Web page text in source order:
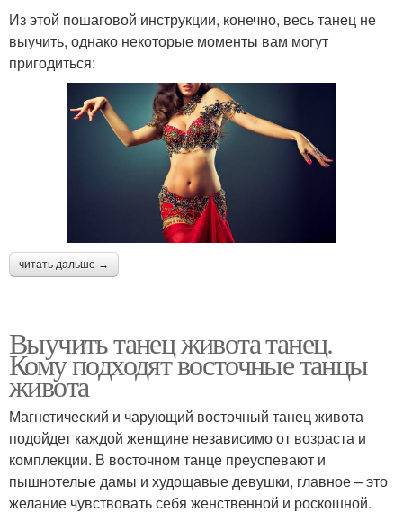
Из этой пошаговой инструкции, конечно, весь танец не
выучить, однако некоторые моменты вам могут
пригодиться:
читать дальше →
Выучить танец живота танец.
Кому подходят восточные танцы
живота
Магнетический и чарующий восточный танец живота
подойдет каждой женщине независимо от возраста и
комплекции. В восточном танце преуспевают и
пышнотелые дамы и худощавые девушки, главное – это
желание чувствовать себя женственной и роскошной.